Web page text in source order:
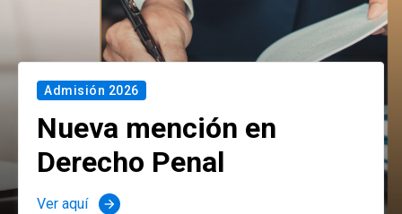
Admisión 2026
Nueva mención en
Derecho Penal
Ver aquí arrow_forward